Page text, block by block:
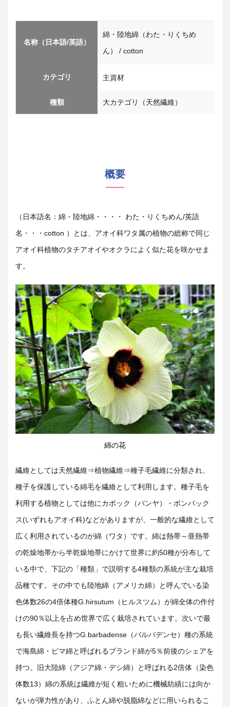
名称（日本語/英語）
綿・陸地綿（わた・りくちめ
ん） / cotton
カテゴリ 主資材
種類 大カテゴリ（天然繊維）
概要
（日本語名：綿・陸地綿・・・・ わた・りくちめん/英語
名・・・cotton ）とは、アオイ科ワタ属の植物の総称で同じ
アオイ科植物のタチアオイやオクラによく似た花を咲かせま
す。
綿の花
繊維としては天然繊維⇒植物繊維⇒種子毛繊維に分類され、
種子を保護している綿毛を繊維として利用します。種子毛を
利用する植物としては他にカポック（パンヤ）・ボンパック
ス(いずれもアオイ科)などがありますが、一般的な繊維として
広く利用されているのが綿（ワタ）です。綿は熱帯～亜熱帯
の乾燥地帯から半乾燥地帯にかけて世界に約50種が分布して
いる中で、下記の「種類」で説明する4種類の系統が主な栽培
品種です。その中でも陸地綿（アメリカ綿）と呼んでいる染
色体数26の4倍体種G.hirsutum（ヒルスツム）が綿全体の作付
けの90％以上を占め世界で広く栽培されています。次いで最
も長い繊維長を持つG.barbadense（バルバデンセ）種の系統
で海島綿・ピマ綿と呼ばれるブランド綿が5％前後のシェアを
持つ。旧大陸綿（アジア綿・デシ綿）と呼ばれる2倍体（染色
体数13）綿の系統は繊維が短く粗いために機械紡績には向か
ないが弾力性があり、ふとん綿や脱脂綿などに用いられるこ